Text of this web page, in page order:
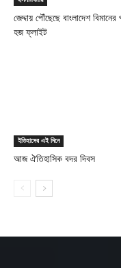
জেদ্দায় পৌঁছেছে বাংলাদেশ
হজ ফ্লাইট
ইতিহাসের এই দিনে
আজ ঐতিহাসিক বদর দিবস